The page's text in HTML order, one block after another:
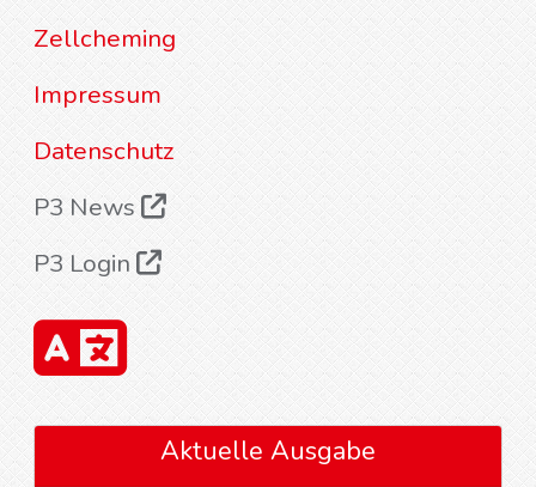
Zellcheming
Impressum
Datenschutz
P3 News
P3 Login
Aktuelle Ausgabe